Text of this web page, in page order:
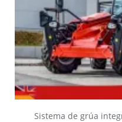
Sistema de grúa